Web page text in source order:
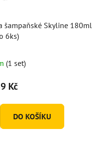
šampaňské Skyline 180ml
6ks)
(1 set)
Kč
DO KOŠÍKU